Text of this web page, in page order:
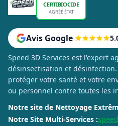
CERTIBIOCIDE
AGRÉÉ ÉTAT
Avis Google
Speed 3D Services est l'expert
désinsectisation et
protéger votre santé et votre
ou personnel contre toutes les
Notre site de Nettoyage
Notre Site Multi-Services :